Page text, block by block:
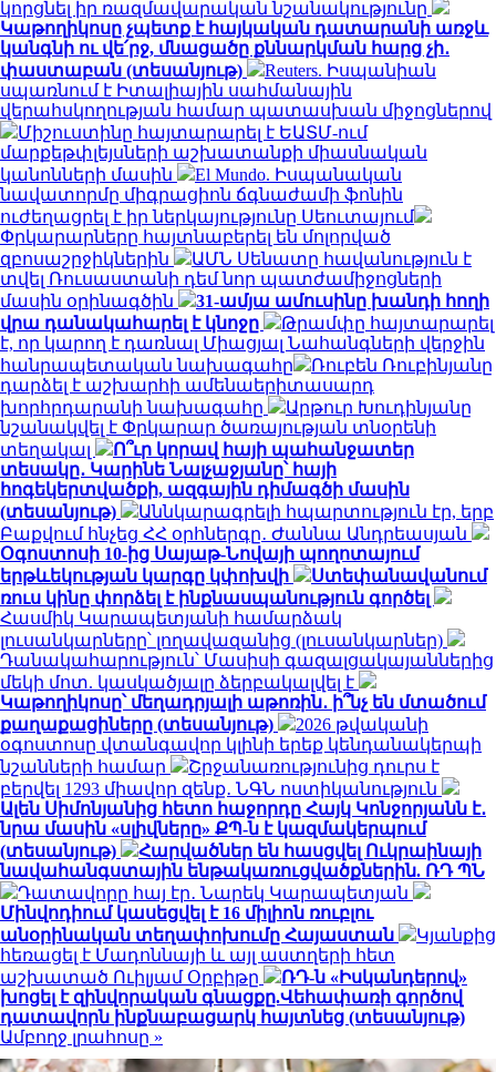
կորցնել իր ռազմավարական նշանակությունը
Կաթողիկոսը չպետք է հայկական դատարանի առջև
կանգնի ու վե՛րջ, մնացածը քննարկման հարց չի․
փաստաբան (տեսանյութ)
Reuters. Իսպանիան
սպառնում է Իտալիային սահմանային
վերահսկողության համար պատասխան միջոցներով
Միշուստինը հայտարարել է ԵԱՏՄ-ում
մարքեթփլեյսների աշխատանքի միասնական
կանոնների մասին
El Mundo. Իսպանական
նավատորմը միգրացիոն ճգնաժամի ֆոնին
ուժեղացրել է իր ներկայությունը Սեուտայում
Փրկարարները հայտնաբերել են մոլորված
զբոսաշրջիկներին
ԱՄՆ Սենատը հավանություն է
տվել Ռուսաստանի դեմ նոր պատժամիջոցների
մասին օրինագծին
31-ամյա ամուսինը խանդի հողի
վրա դանակահարել է կնոջը
Թրամփը հայտարարել
է, որ կարող է դառնալ Միացյալ Նահանգների վերջին
հանրապետական ​​նախագահը
Ռուբեն Ռուբինյանը
դարձել է աշխարհի ամենաերիտասարդ
խորհրդարանի նախագահը
Արթուր Խուդինյանը
նշանակվել է Փրկարար ծառայության տնօրենի
տեղակալ
Ո՞ւր կորավ հայի պահանջատեր
տեսակը․ Կարինե Նալչաջյանը՝ հայի
հոգեկերտվածքի, ազգային դիմագծի մասին
(տեսանյութ)
Աննկարագրելի հպարտություն էր, երբ
Բաքվում հնչեց ՀՀ օրհներգը․ Ժաննա Անդրեասյան
Օգոստոսի 10-ից Սայաթ-Նովայի պողոտայում
երթևեկության կարգը կփոխվի
Ստեփանավանում
ռուս կինը փորձել է ինքնասպանություն գործել
Հասմիկ Կարապետյանի համարձակ
լուսանկարները՝ լողավազանից (լուսանկարներ)
Դանակահարություն՝ Մասիսի գազալցակայաններից
մեկի մոտ. կասկածյալը ձերբակալվել է
Կաթողիկոսը՝ մեղադրյալի աթոռին․ ի՞նչ են մտածում
քաղաքացիները (տեսանյութ)
2026 թվականի
օգոստոսը վտանգավոր կլինի երեք կենդանակերպի
նշանների համար
Շրջանառությունից դուրս է
բերվել 1293 միավոր զենք․ ՆԳՆ ոստիկանություն
Ալեն Սիմոնյանից հետո հաջորդը Հայկ Կոնջորյանն է․
նրա մասին «սլիվները» ՔՊ-ն է կազմակերպում
(տեսանյութ)
Հարվածներ են հասցվել Ուկրաինայի
նավահանգստային ենթակառուցվածքներին. ՌԴ ՊՆ
Դատավորը հայ էր․ Նարեկ Կարապետյան
Մինվոդիում կասեցվել է 16 միլիոն ռուբլու
անօրինական տեղափոխումը Հայաստան
Կյանքից
հեռացել է Մադոննայի և այլ աստղերի հետ
աշխատած Ուիլյամ Օրբիթը
ՌԴ-ն «Իսկանդերով»
խոցել է զինվորական գնացքը.Վեհափառի գործով
դատավորն ինքնաբացարկ հայտնեց (տեսանյութ)
Ամբողջ լրահոսը »